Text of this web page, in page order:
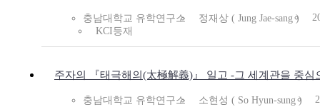
충남대학교 유학연구소 정재상 ( Jung Jae-sang )
KCI등재
주자의 『태극해의(太極解義)』 일고 -그 세계관을 중심
충남대학교 유학연구소 소현성 ( So Hyun-sung )